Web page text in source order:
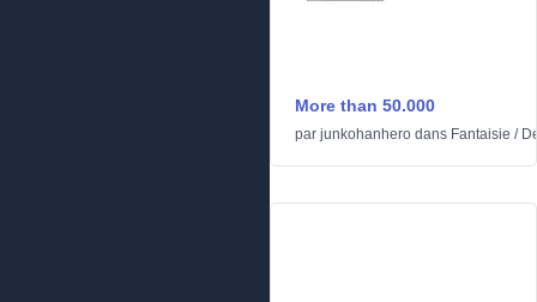
More than 50.000
par junkohanhero dans Fantaisie /